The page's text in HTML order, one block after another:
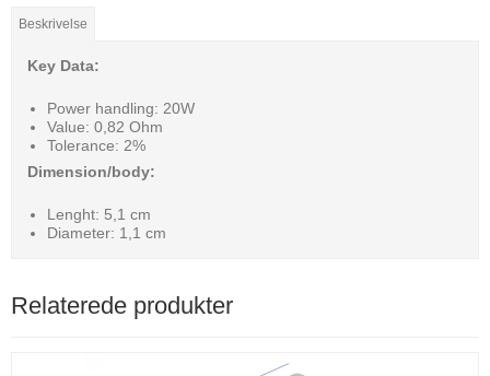
Beskrivelse
Key Data:
Power handling: 20W
Value: 0,82 Ohm
Tolerance: 2%
Dimension/body:
Lenght: 5,1 cm
Diameter: 1,1 cm
Relaterede produkter